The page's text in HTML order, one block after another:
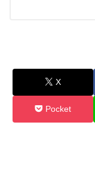
X
Pocket